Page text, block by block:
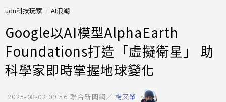
udn科技玩家 AI浪潮
Google以AI模型AlphaEarth
Foundations打造「虛擬衛星」 助
科學家即時掌握地球變化
2025-08-02 09:56 聯合新聞網／ 楊又肇